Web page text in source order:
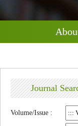
Journal
Volume/Issue :